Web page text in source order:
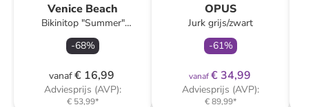
Venice Beach
Bikinitop "Summer"
olijfgroen/oranje/roze
-68%
vanaf€ 16,99
Adviesprijs (AVP):
€ 53,99*
OPUS
Jurk grijs/zwart
-61%
vanaf € 34,99
Adviesprijs (AVP):
€ 89,99*